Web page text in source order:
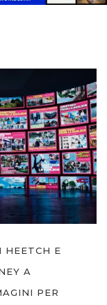
HEETCH E
A
PER